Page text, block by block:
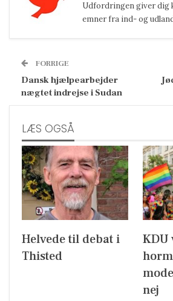
Udfordringen giver dig
emner fra ind- og
FORRIGE
Dansk hjælpearbejder
nægtet indrejse i Sudan
LÆS OGSÅ
Helvede til debat i
Thisted
KDU
nej